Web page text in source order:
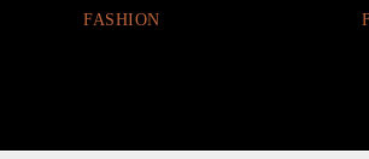
FASHION